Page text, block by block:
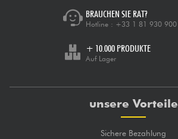
BRAUCHEN SIE RAT?
Hotline : +33 1 81 930 900
+ 10.000 PRODUKTE
Auf Lager
unsere Vorteile
Sichere Bezahlung